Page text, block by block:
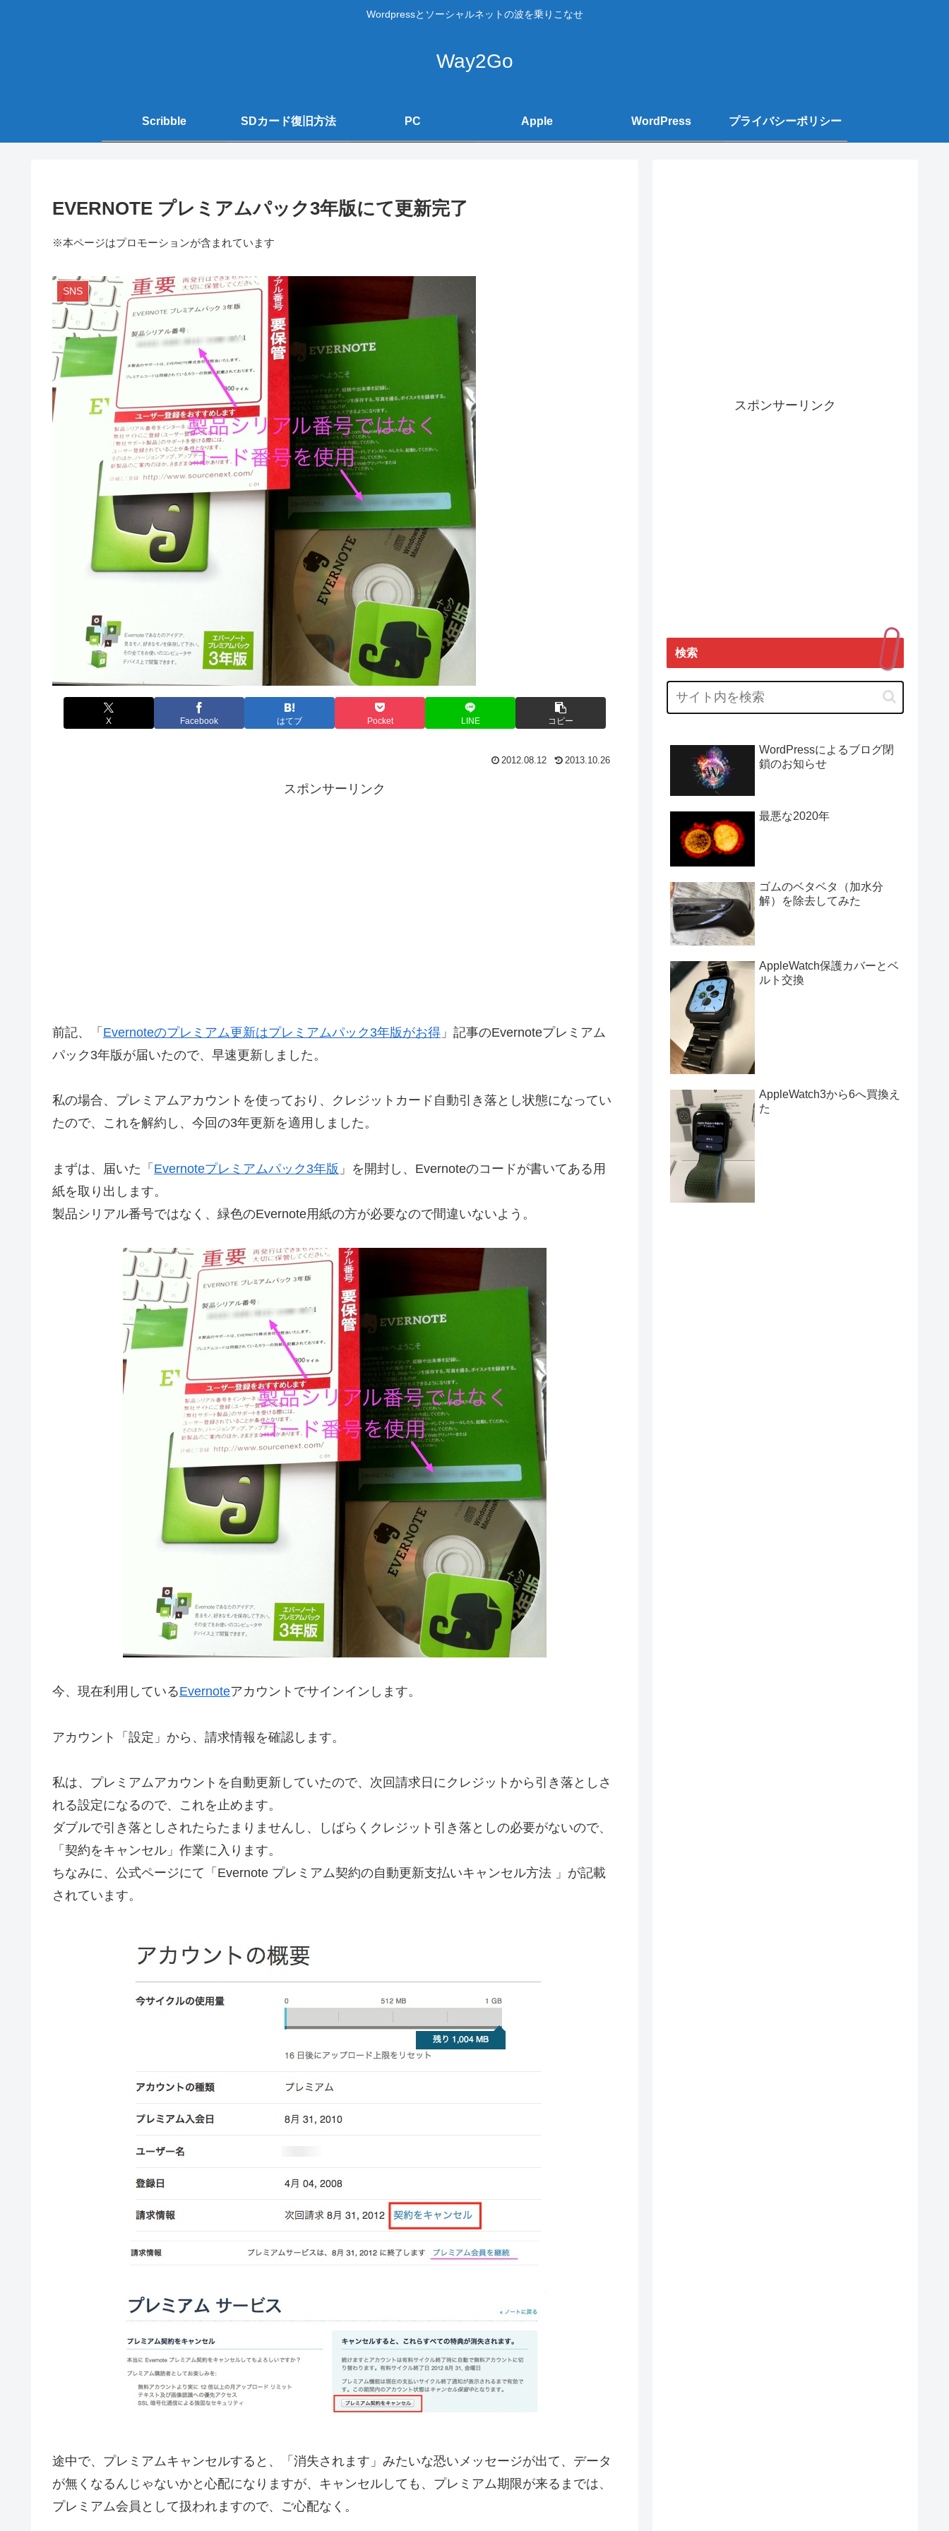
Wordpressとソーシャルネットの波を乗りこなせ
Way2Go
Scribble SDカード復旧方法 PC Apple WordPress プライバシーポリシー
EVERNOTE プレミアムパック3年版にて更新完了
※本ページはプロモーションが含まれています
SNS
X Facebook はてブ Pocket LINE コピー
2012.08.12 2013.10.26
スポンサーリンク
前記、「 Evernoteのプレミアム更新はプレミアムパック3年版がお得 」記事のEvernoteプレミアム
パック3年版が届いたので、早速更新しました。
私の場合、プレミアムアカウントを使っており、クレジットカード自動引き落とし状態になってい
たので、これを解約し、今回の3年更新を適用しました。
まずは、届いた「 Evernoteプレミアムパック3年版 」を開封し、Evernoteのコードが書いてある用
紙を取り出します。
製品シリアル番号ではなく、緑色のEvernote用紙の方が必要なので間違いないよう。
今、現在利用しているEvernoteアカウントでサインインします。
アカウント「設定」から、請求情報を確認します。
私は、プレミアムアカウントを自動更新していたので、次回請求日にクレジットから引き落としさ
れる設定になるので、これを止めます。
ダブルで引き落としされたらたまりませんし、しばらくクレジット引き落としの必要がないので、
「契約をキャンセル」作業に入ります。
ちなみに、公式ページにて「Evernote プレミアム契約の自動更新支払いキャンセル方法 」が記載
されています。
途中で、プレミアムキャンセルすると、「消失されます」みたいな恐いメッセージが出て、データ
が無くなるんじゃないかと心配になりますが、キャンセルしても、プレミアム期限が来るまでは、
プレミアム会員として扱われますので、ご心配なく。
スポンサーリンク
検索
WordPressによるブログ閉
鎖のお知らせ
最悪な2020年
ゴムのベタベタ（加水分
解）を除去してみた
AppleWatch保護カバーとベ
ルト交換
AppleWatch3から6へ買換え
た